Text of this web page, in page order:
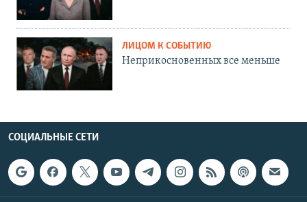
ЛИЦОМ К СОБЫТИЮ
Неприкосновенных все меньше
СОЦИАЛЬНЫЕ СЕТИ